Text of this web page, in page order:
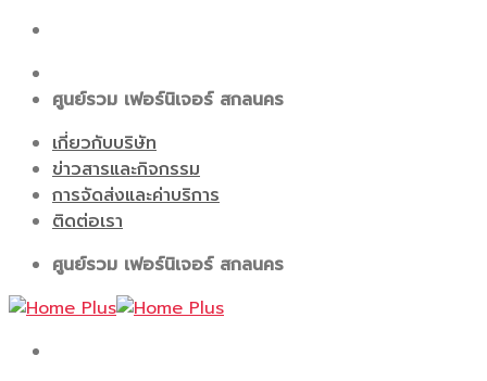
Skip
content
ศูนย์รวม เฟอร์นิเจอร์ สกลนคร
เกี่ยวกับบริษัท
ข่าวสารและกิจกรรม
การจัดส่งและค่าบริการ
ติดต่อเรา
ศูนย์รวม เฟอร์นิเจอร์ สกลนคร